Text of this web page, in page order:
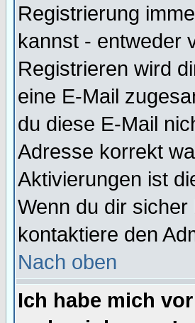
Registrierung
kannst - entweder
Registrieren wird
eine E-Mail
du diese E-Mail
Adresse korrekt
Aktivierungen ist
Wenn du dir
kontaktiere den
Nach oben
Ich habe mich